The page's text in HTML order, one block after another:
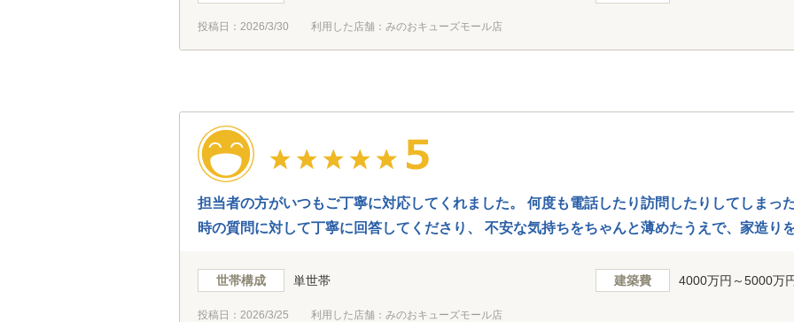
投稿日： 2026/3/30 利用した店舗：みのおキューズモール店
担当者の方がいつもご丁寧に対応してくれました。 何度も電話したり訪問したりしてしまっ
時の質問に対して丁寧に回答してくださり、 不安な気持ちをちゃんと薄めたうえで、家造り
世帯構成 単世帯 建築費 4000万円～5000万
投稿日： 2026/3/25 利用した店舗：みのおキューズモール店